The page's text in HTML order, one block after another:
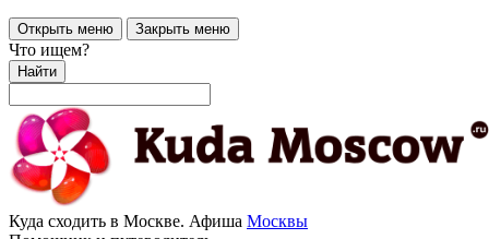
Открыть меню Закрыть меню
Что ищем?
Найти
Куда сходить в Москве. Афиша Москвы